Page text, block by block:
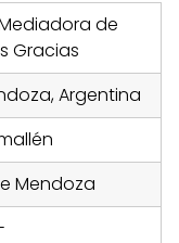
de
Gracias
Argentina
Mendoza